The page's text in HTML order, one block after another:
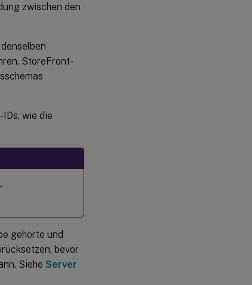
zwischen den
StoreFront-
wie die
gehörte und
bevor
Siehe Server